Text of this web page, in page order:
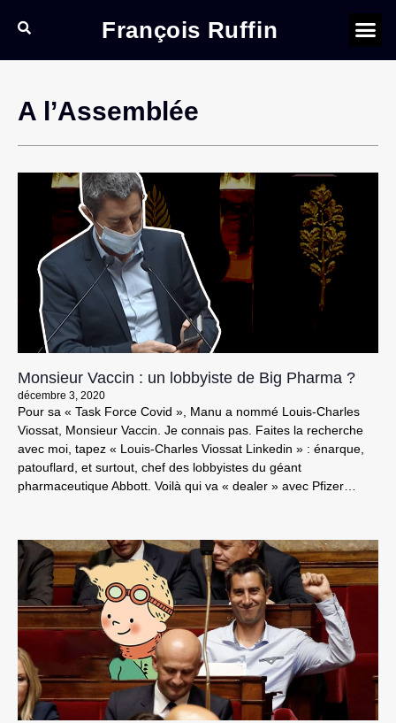
François Ruffin
A l’Assemblée
Monsieur Vaccin : un lobbyiste de Big Pharma ?
décembre 3, 2020
Pour sa « Task Force Covid », Manu a nommé Louis-Charles
Viossat, Monsieur Vaccin. Je connais pas. Faites la recherche
avec moi, tapez « Louis-Charles Viossat Linkedin » : énarque,
patouflard, et surtout, chef des lobbyistes du géant
pharmaceutique Abbott. Voilà qui va « dealer » avec Pfizer…